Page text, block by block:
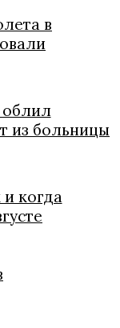
в
из больницы
когда